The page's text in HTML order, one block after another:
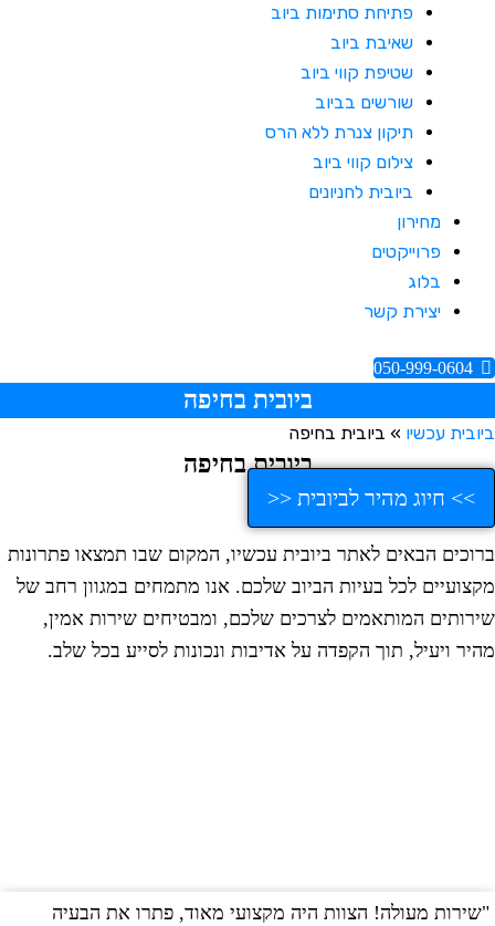
פתיחת סתימות ביוב
שאיבת ביוב
שטיפת קווי ביוב
שורשים בביוב
תיקון צנרת ללא הרס
צילום קווי ביוב
ביובית לחניונים
מחירון
פרוייקטים
בלוג
יצירת קשר
050-999-0604
ביובית בחיפה
עכשיו»ביובית בחיפה
ביובית בחיפה
>> חיוג מהיר לביובית <<
הבאים לאתר ביובית עכשיו, המקום שבו תמצאו פתרונות
לכל בעיות הביוב שלכם. אנו מתמחים במגוון רחב של
המותאמים לצרכים שלכם, ומבטיחים שירות אמין,
ויעיל, תוך הקפדה על אדיבות ונכונות לסייע בכל שלב.
מעולה! הצוות היה מקצועי מאוד, פתרו את הבעיה